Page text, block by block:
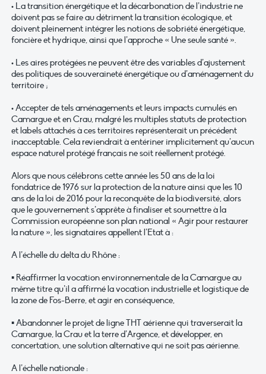
• La transition énergétique et la décarbonation de l’industrie ne
doivent pas se faire au détriment la transition écologique, et
doivent pleinement intégrer les notions de sobriété énergétique,
foncière et hydrique, ainsi que l’approche « Une seule santé ».
• Les aires protégées ne peuvent être des variables d’ajustement
des politiques de souveraineté énergétique ou d’aménagement du
territoire ;
• Accepter de tels aménagements et leurs impacts cumulés en
Camargue et en Crau, malgré les multiples statuts de protection
et labels attachés à ces territoires représenterait un précédent
inacceptable. Cela reviendrait à entériner implicitement qu’aucun
espace naturel protégé français ne soit réellement protégé.
Alors que nous célébrons cette année les 50 ans de la loi
fondatrice de 1976 sur la protection de la nature ainsi que les 10
ans de la loi de 2016 pour la reconquête de la biodiversité, alors
que le gouvernement s’apprête à finaliser et soumettre à la
Commission européenne son plan national « Agir pour restaurer
la nature », les signataires appellent l’Etat à :
A l’échelle du delta du Rhône :
▪ Réaffirmer la vocation environnementale de la Camargue au
même titre qu’il a affirmé la vocation industrielle et logistique de
la zone de Fos-Berre, et agir en conséquence,
▪ Abandonner le projet de ligne THT aérienne qui traverserait la
Camargue, la Crau et la terre d’Argence, et développer, en
concertation, une solution alternative qui ne soit pas aérienne.
A l’échelle nationale :